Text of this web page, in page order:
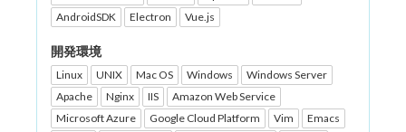
AndroidSDK
Electron Vue.js
開発環境
Linux UNIX Mac OS Windows
Windows Server
Apache
Nginx IIS
Amazon Web Service
Microsoft Azure
Google Cloud Platform Vim
Emacs